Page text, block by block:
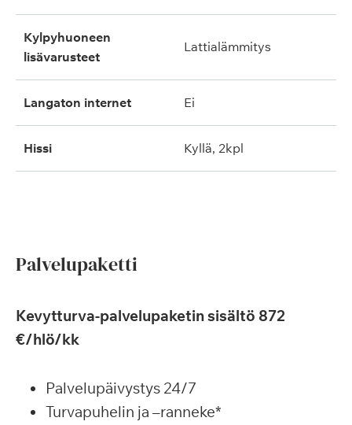
kylpyhuoneen
lisävarusteet
lattialämmitys
langaton internet ei
hissi kyllä, 2kpl
Palvelupaketti
Kevytturva-palvelupaketin sisältö 872
€/hlö/kk
Palvelupäivystys 24/7
Turvapuhelin ja –ranneke*